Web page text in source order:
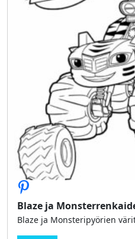
Blaze ja
Blaze ja Monsteripyörien